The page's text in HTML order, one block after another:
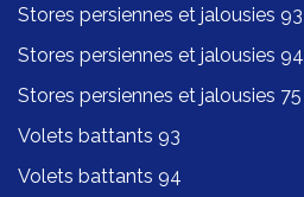
Stores persiennes et jalousies 93
Stores persiennes et jalousies 94
Stores persiennes et jalousies 75
Volets battants 93
Volets battants 94